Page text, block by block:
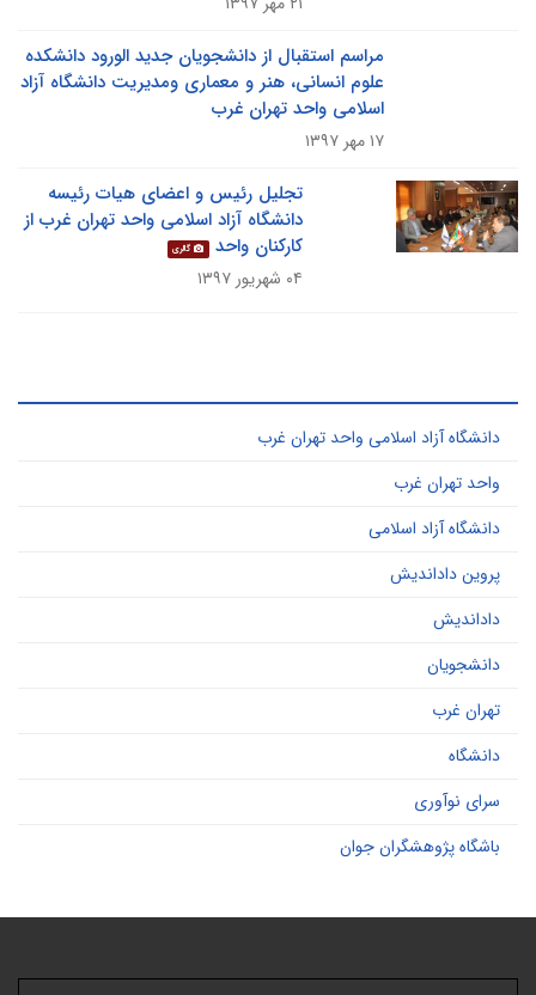
مراسم استقبال از دانشجویان جدید الورود دانشکده
علوم انسانی، هنر و معماری ومدیریت دانشگاه آزاد
اسلامی واحد تهران غرب
تجلیل رئیس و اعضای هیات رئیسه
دانشگاه آزاد اسلامی واحد تهران غرب از
کارکنان واحد
گالری
دانشگاه آزاد اسلامی واحد تهران غرب
واحد تهران غرب
دانشگاه آزاد اسلامی
پروین داداندیش
داداندیش
دانشجویان
تهران غرب
دانشگاه
سرای نوآوری
باشگاه پژوهشگران جوان